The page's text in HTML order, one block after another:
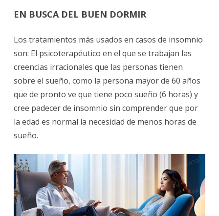
EN BUSCA DEL BUEN DORMIR
Los tratamientos más usados en casos de insomnio
son: El psicoterapéutico en el que se trabajan las
creencias irracionales que las personas tienen
sobre el sueño, como la persona mayor de 60 años
que de pronto ve que tiene poco sueño (6 horas) y
cree padecer de insomnio sin comprender que por
la edad es normal la necesidad de menos horas de
sueño.